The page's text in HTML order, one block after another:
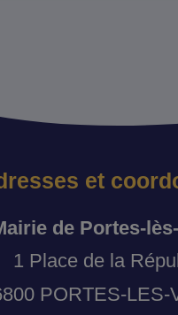
et
de Portes-
1 Place de la
PORTES-LES-